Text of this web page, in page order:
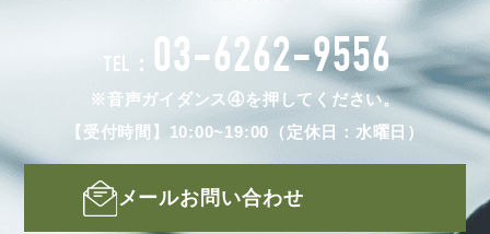
TEL： 03-6262-9556
※音声ガイダンス④を押してください。
【受付時間】10:00~19:00（定休日：水曜日）
メールお問い合わせ